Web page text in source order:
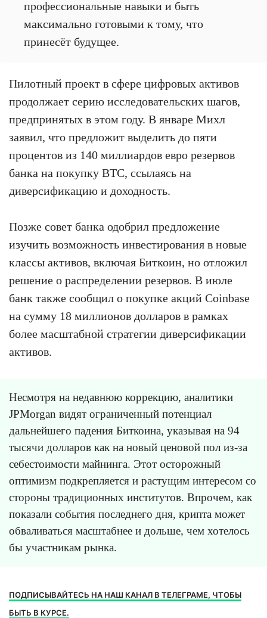
профессиональные навыки и быть
максимально готовыми к тому, что
принесёт будущее.
Пилотный проект в сфере цифровых активов
продолжает серию исследовательских шагов,
предпринятых в этом году. В январе Михл
заявил, что предложит выделить до пяти
процентов из 140 миллиардов евро резервов
банка на покупку BTC, ссылаясь на
диверсификацию и доходность.
Позже совет банка одобрил предложение
изучить возможность инвестирования в новые
классы активов, включая Биткоин, но отложил
решение о распределении резервов. В июле
банк также сообщил о покупке акций Coinbase
на сумму 18 миллионов долларов в рамках
более масштабной стратегии диверсификации
активов.
Несмотря на недавнюю коррекцию, аналитики
JPMorgan видят ограниченный потенциал
дальнейшего падения Биткоина, указывая на 94
тысячи долларов как на новый ценовой пол из-за
себестоимости майнинга. Этот осторожный
оптимизм подкрепляется и растущим интересом со
стороны традиционных институтов. Впрочем, как
показали события последнего дня, крипта может
обваливаться масштабнее и дольше, чем хотелось
бы участникам рынка.
ПОДПИСЫВАЙТЕСЬ НА НАШ КАНАЛ В ТЕЛЕГРАМЕ, ЧТОБЫ
БЫТЬ В КУРСЕ.